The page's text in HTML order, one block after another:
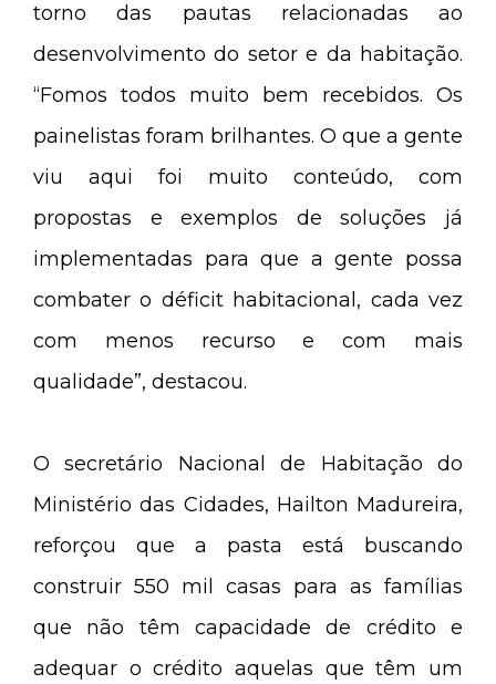
torno das pautas relacionadas ao
desenvolvimento do setor e da habitação.
“Fomos todos muito bem recebidos. Os
painelistas foram brilhantes. O que a gente
viu aqui foi muito conteúdo, com
propostas e exemplos de soluções já
implementadas para que a gente possa
combater o déficit habitacional, cada vez
com menos recurso e com mais
qualidade”, destacou.
O secretário Nacional de Habitação do
Ministério das Cidades, Hailton Madureira,
reforçou que a pasta está buscando
construir 550 mil casas para as famílias
que não têm capacidade de crédito e
adequar o crédito aquelas que têm um